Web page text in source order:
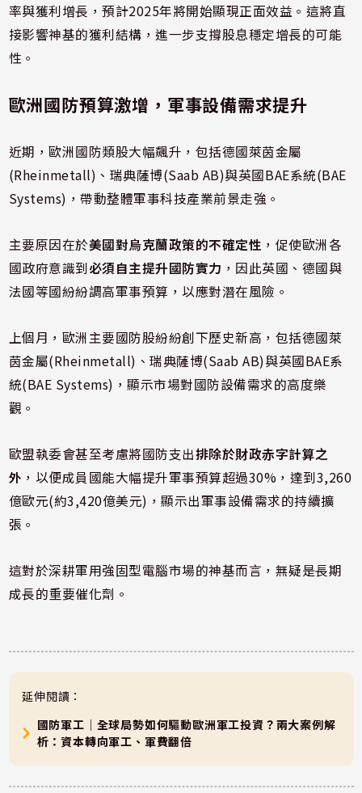
率與獲利增長，預計2025年將開始顯現正面效益。這將直
接影響神基的獲利結構，進一步支撐股息穩定增長的可能
性。
歐洲國防預算激增，軍事設備需求提升
近期，歐洲國防類股大幅飆升，包括德國萊茵金屬
(Rheinmetall)、瑞典薩博(Saab AB)與英國BAE系統(BAE
Systems)，帶動整體軍事科技產業前景走強。
主要原因在於美國對烏克蘭政策的不確定性 ，促使歐洲各
國政府意識到必須自主提升國防實力 ，因此英國、德國與
法國等國紛紛調高軍事預算，以應對潛在風險。
上個月，歐洲主要國防股紛紛創下歷史新高，包括德國萊
茵金屬(Rheinmetall)、瑞典薩博(Saab AB)與英國BAE系
統(BAE Systems)，顯示市場對國防設備需求的高度樂
觀。
歐盟執委會甚至考慮將國防支出排除於財政赤字計算之
外 ，以便成員國能大幅提升軍事預算超過30%，達到3,260
億歐元(約3,420億美元)，顯示出軍事設備需求的持續擴
張。
這對於深耕軍用強固型電腦市場的神基而言，無疑是長期
成長的重要催化劑。
延伸閱讀：
國防軍工｜全球局勢如何驅動歐洲軍工投資？兩大案例解
析：資本轉向軍工、軍費翻倍